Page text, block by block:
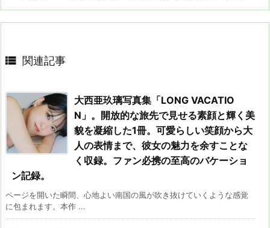
 関連記事
大西亜玖璃写真集「LONG VACATIO
N」。開放的な旅先で見せる素顔と輝く美
貌を凝縮した1冊。可愛らしい笑顔から大
人の表情まで、彼女の魅力を余すことな
く収録。ファン必携の至高のバケーショ
ン記録。
ページを開いた瞬間、心地よい南国の風が吹き抜けていくような感覚
に包まれます。本作 ...